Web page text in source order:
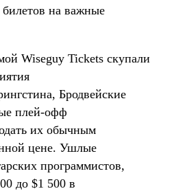
билетов на важные
Wiseguy Tickets скупали
Бродвейские
плей-офф
их обычным
цене. Ушлые
программистов,
до $1 500 в